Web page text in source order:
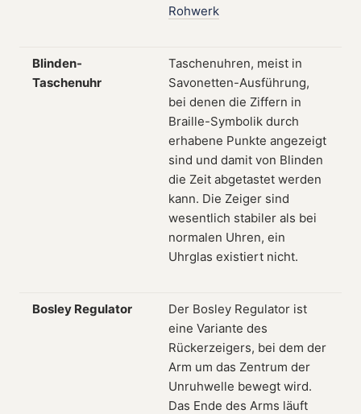
Rohwerk
Blinden-
Taschenuhr
Taschenuhren, meist in
Savonetten-Ausführung,
bei denen die Ziffern in
Braille-Symbolik durch
erhabene Punkte angezeigt
sind und damit von Blinden
die Zeit abgetastet werden
kann. Die Zeiger sind
wesentlich stabiler als bei
normalen Uhren, ein
Uhrglas existiert nicht.
Bosley Regulator
Der Bosley Regulator ist
eine Variante des
Rückerzeigers, bei dem der
Arm um das Zentrum der
Unruhwelle bewegt wird.
Das Ende des Arms läuft